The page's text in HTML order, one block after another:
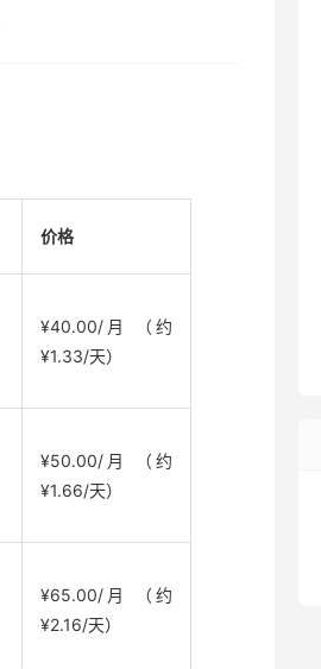
价格
¥40.00/月 （约
¥1.33/天）
¥50.00/月 （约
¥1.66/天）
¥65.00/月 （约
¥2.16/天）